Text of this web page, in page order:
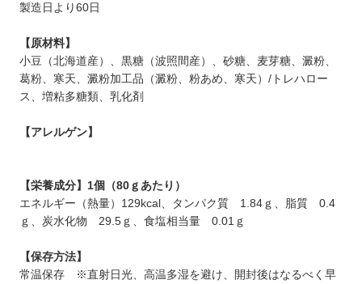
製造日より60日
【原材料】
小豆（北海道産）、黒糖（波照間産）、砂糖、麦芽糖、澱粉、
葛粉、寒天、澱粉加工品（澱粉、粉あめ、寒天）/トレハロー
ス、増粘多糖類、乳化剤
【アレルゲン】
【栄養成分】1個（80ｇあたり）
エネルギー（熱量）129kcal、タンパク質 1.84ｇ、脂質 0.4
ｇ、炭水化物 29.5ｇ、食塩相当量 0.01ｇ
【保存方法】
常温保存 ※直射日光、高温多湿を避け、開封後はなるべく早